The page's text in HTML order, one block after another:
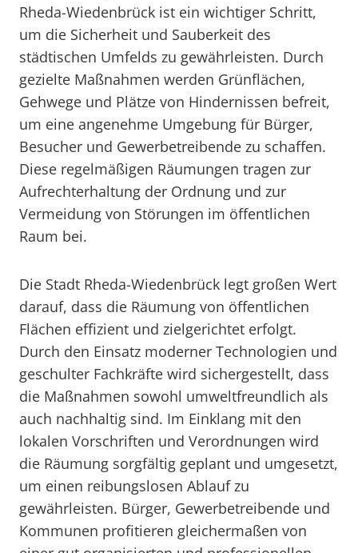
Rheda-Wiedenbrück ist ein wichtiger Schritt,
um die Sicherheit und Sauberkeit des
städtischen Umfelds zu gewährleisten. Durch
gezielte Maßnahmen werden Grünflächen,
Gehwege und Plätze von Hindernissen befreit,
um eine angenehme Umgebung für Bürger,
Besucher und Gewerbetreibende zu schaffen.
Diese regelmäßigen Räumungen tragen zur
Aufrechterhaltung der Ordnung und zur
Vermeidung von Störungen im öffentlichen
Raum bei.
Die Stadt Rheda-Wiedenbrück legt großen Wert
darauf, dass die Räumung von öffentlichen
Flächen effizient und zielgerichtet erfolgt.
Durch den Einsatz moderner Technologien und
geschulter Fachkräfte wird sichergestellt, dass
die Maßnahmen sowohl umweltfreundlich als
auch nachhaltig sind. Im Einklang mit den
lokalen Vorschriften und Verordnungen wird
die Räumung sorgfältig geplant und umgesetzt,
um einen reibungslosen Ablauf zu
gewährleisten. Bürger, Gewerbetreibende und
Kommunen profitieren gleichermaßen von